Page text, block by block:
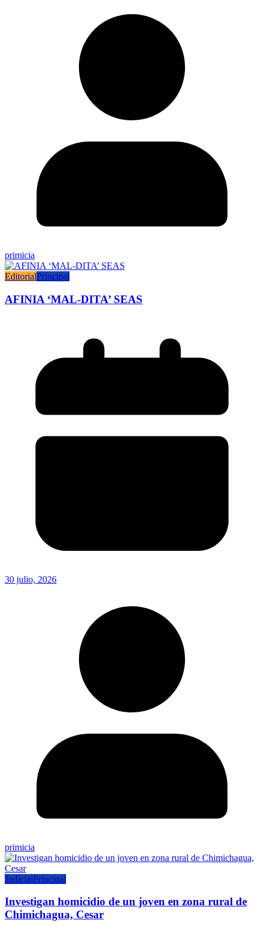
primicia
EditorialPrincipal
AFINIA ‘MAL-DITA’ SEAS
30 julio, 2026
primicia
JudicialPrincipal
Investigan homicidio de un joven en zona rural de
Chimichagua, Cesar